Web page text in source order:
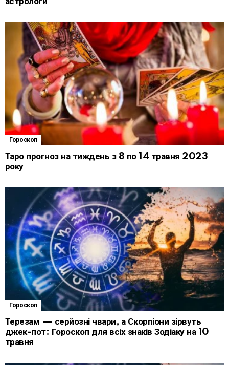
Гороскоп
Таро прогноз на тиждень з 8 по 14 травня 2023
року
Гороскоп
Терезам — серйозні чвари, а Скорпіони зірвуть
джек-пот: Гороскоп для всіх знаків Зодіаку на 10
травня